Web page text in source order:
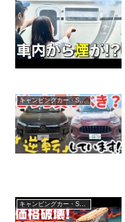
キャンピングカー・SUV人気車種